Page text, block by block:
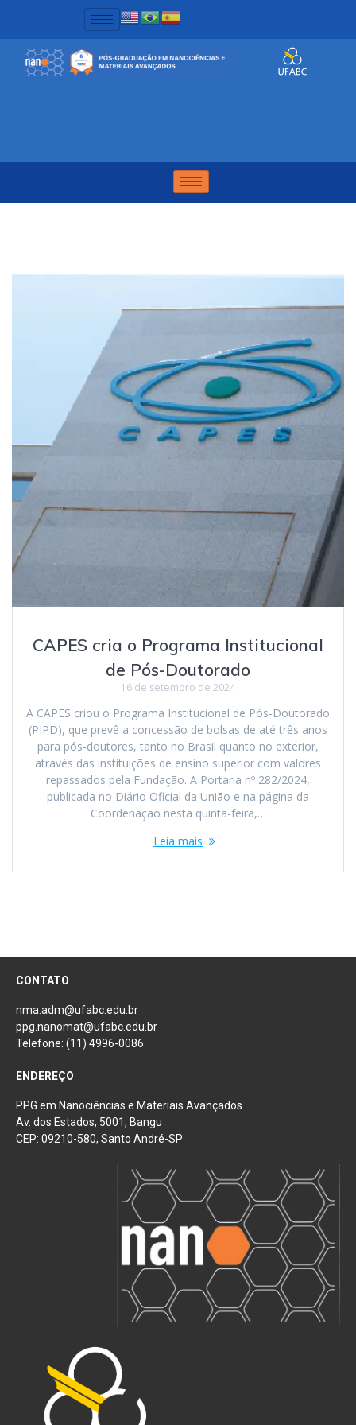
CAPES cria o Programa Institucional
de Pós-Doutorado
16 de setembro de 2024
A CAPES criou o Programa Institucional de Pós-Doutorado
(PIPD), que prevê a concessão de bolsas de até três anos
para pós-doutores, tanto no Brasil quanto no exterior,
através das instituições de ensino superior com valores
repassados pela Fundação. A Portaria nº 282/2024,
publicada no Diário Oficial da União e na página da
Coordenação nesta quinta-feira,…
Leia mais
CONTATO
nma.adm@ufabc.edu.br
ppg.nanomat@ufabc.edu.br
Telefone: (11) 4996-0086
ENDEREÇO
PPG em Nanociências e Materiais Avançados
Av. dos Estados, 5001, Bangu
CEP: 09210-580, Santo André-SP